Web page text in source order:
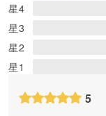
星4
星3
星2
星1
5